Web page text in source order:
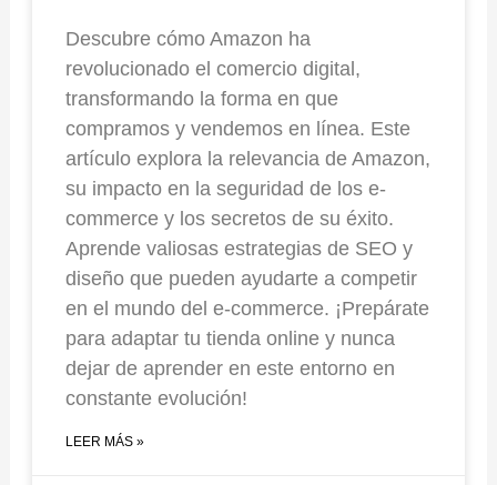
Descubre cómo Amazon ha
revolucionado el comercio digital,
transformando la forma en que
compramos y vendemos en línea. Este
artículo explora la relevancia de Amazon,
su impacto en la seguridad de los e-
commerce y los secretos de su éxito.
Aprende valiosas estrategias de SEO y
diseño que pueden ayudarte a competir
en el mundo del e-commerce. ¡Prepárate
para adaptar tu tienda online y nunca
dejar de aprender en este entorno en
constante evolución!
LEER MÁS »